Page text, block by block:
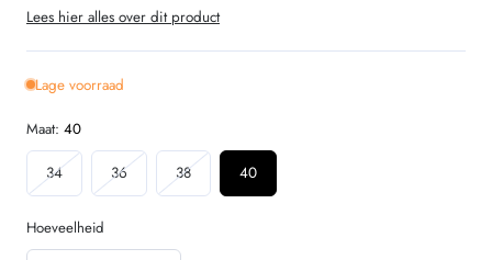
Lees hier alles over dit product
Lage voorraad
Maat: 40
34Variant
uitverkocht
of
niet
36Variant
uitverkocht
niet
38Variant
uitverkocht
40
Hoeveelheid